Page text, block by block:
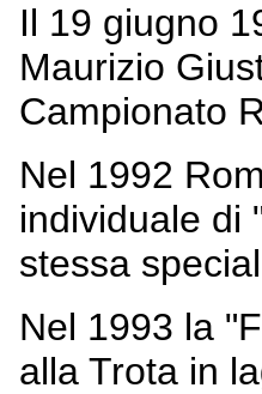
Il 19 giugno
Maurizio
Campionato
Nel 1992
individuale di
stessa
Nel 1993 la
alla Trota in